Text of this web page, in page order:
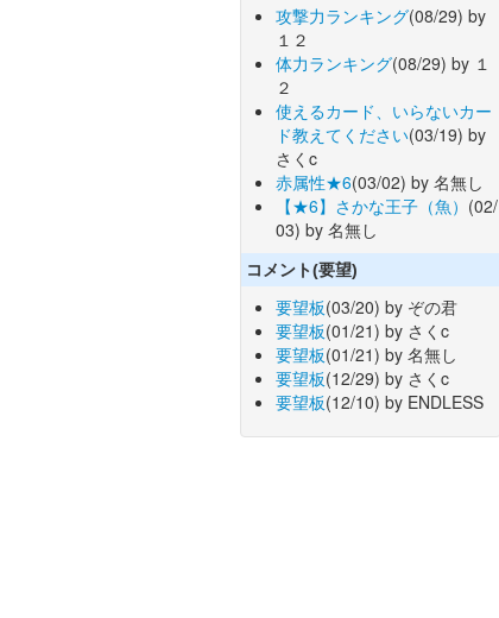
攻撃力ランキング(08/29) by
１２
体力ランキング(08/29) by １
２
使えるカード、いらないカー
ド教えてください(03/19) by
さくc
赤属性★6(03/02) by 名無し
【★6】さかな王子（魚） (02/
03) by 名無し
コメント(要望)
要望板(03/20) by ぞの君
要望板(01/21) by さくc
要望板(01/21) by 名無し
要望板(12/29) by さくc
要望板(12/10) by ENDLESS